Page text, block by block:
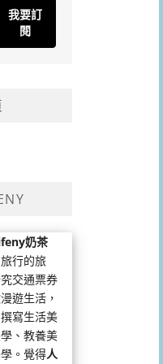
我要訂
閱
奶茶
旅行的旅
交通票券
遊生活，
寫生活美
、教養美
。覺得人